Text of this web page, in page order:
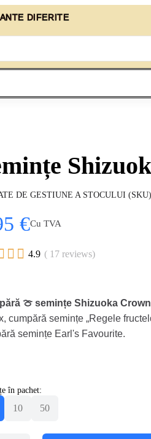
DIFERITE
DE GESTIUNE A STOCULUI (SKU)
€Cu TVA
  4.9 ( 17 reviews)
🍈 semințe Shizuoka
cumpără semințe „Regele
semințe Earl's Favourite.
în pachet:
10 50